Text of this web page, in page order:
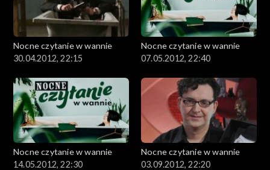
Nocne czytanie w wannie
30.04.2012, 22:15
Nocne czytanie w wannie
07.05.2012, 22:40
Nocne czytanie w wannie
14.05.2012, 22:30
Nocne czytanie w wannie
03.09.2012, 22:20